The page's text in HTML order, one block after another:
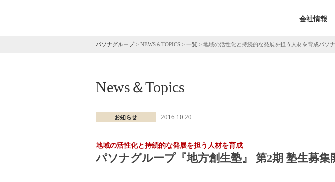
会社情報
パソナグループ> NEWS＆TOPICS > 一覧 > 地域の活性化と持続的な発展を担う人材を育成パソ
News＆Topics
2016.10.20
地域の活性化と持続的な発展を担う人材を育成
パソナグループ『地方創生塾』 第2期 塾生募集